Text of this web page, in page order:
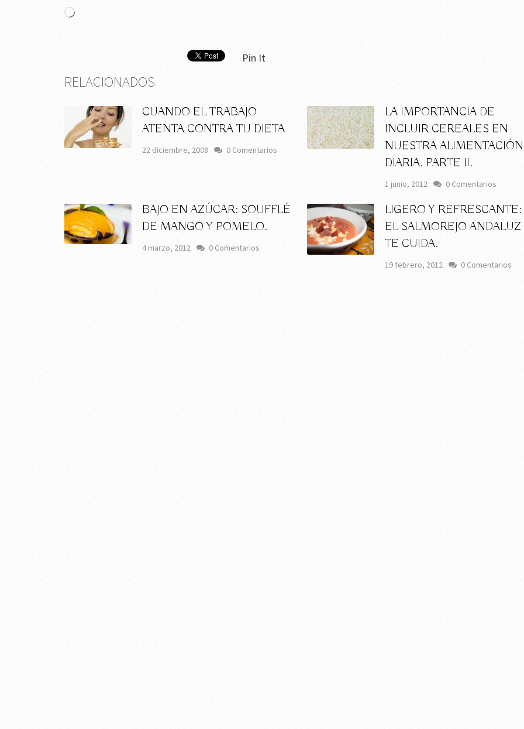
Cargando...
Pin It
RELACIONADOS
CUANDO EL TRABAJO
ATENTA CONTRA TU DIETA
22 diciembre, 2008 0 Comentarios
LA IMPORTANCIA DE
INCLUIR CEREALES EN
NUESTRA ALIMENTACIÓN
DIARIA. PARTE II.
1 junio, 2012 0 Comentarios
BAJO EN AZÚCAR: SOUFFLÉ
DE MANGO Y POMELO.
4 marzo, 2012 0 Comentarios
LIGERO Y REFRESCANTE:
EL SALMOREJO ANDALUZ
TE CUIDA.
19 febrero, 2012 0 Comentarios